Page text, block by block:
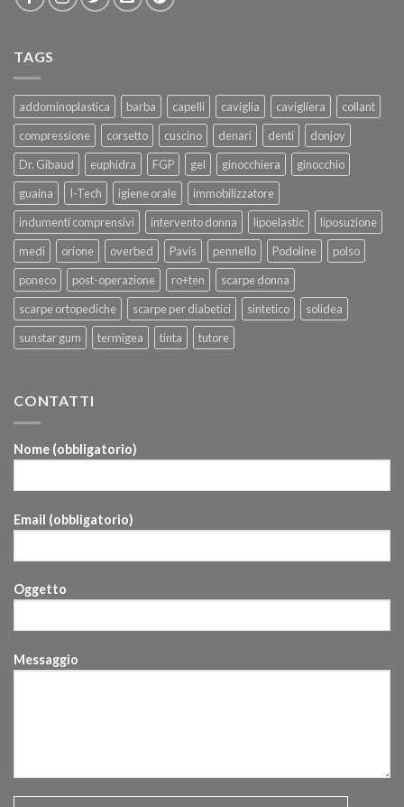
TAGS
addominoplastica barba capelli caviglia cavigliera
collant
compressione
corsetto cuscino denari denti
donjoy
Dr. Gibaud
euphidra FGP gel ginocchiera
ginocchio
guaina
I-Tech igiene orale
immobilizzatore
indumenti comprensivi
intervento donna lipoelastic
liposuzione
medi
orione overbed Pavis pennello Podoline
polso
poneco
post-operazione ro+ten
scarpe donna
scarpe ortopediche
scarpe per diabetici sintetico
solidea
sunstar gum
termigea tinta tutore
CONTATTI
Nome (obbligatorio)
Email (obbligatorio)
Oggetto
Messaggio